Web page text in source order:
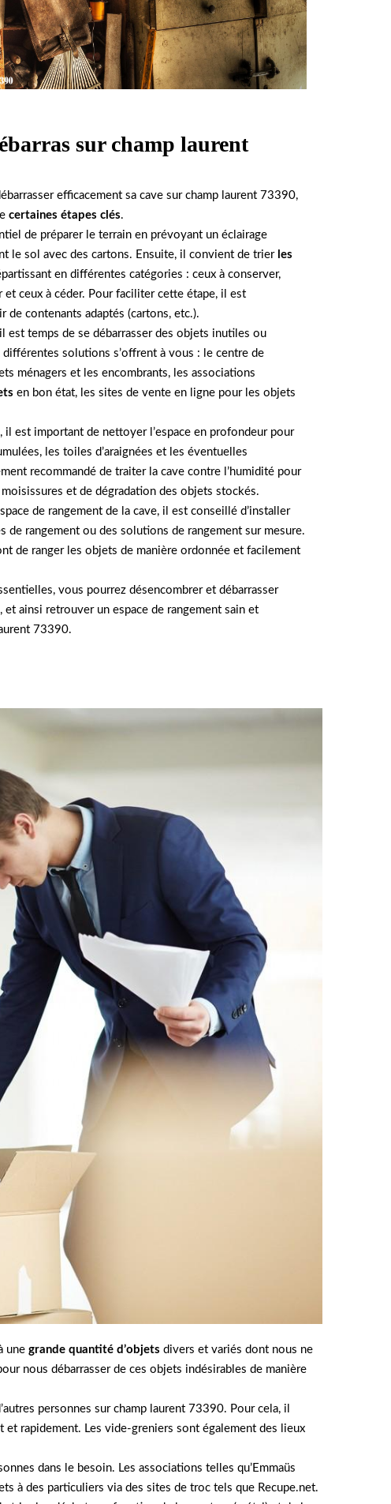
sur champ laurent
efficacement sa cave sur champ laurent 73390,
certaines étapes clés.
de préparer le terrain en prévoyant un éclairage
le sol avec des cartons. Ensuite, il convient de trier les
en différentes catégories : ceux à conserver,
et ceux à céder. Pour faciliter cette étape, il est
de contenants adaptés (cartons, etc.).
est temps de se débarrasser des objets inutiles ou
différentes solutions s’offrent à vous : le centre de
ménagers et les encombrants, les associations
en bon état, les sites de vente en ligne pour les objets
il est important de nettoyer l’espace en profondeur pour
les toiles d’araignées et les éventuelles
recommandé de traiter la cave contre l’humidité pour
et de dégradation des objets stockés.
de rangement de la cave, il est conseillé d’installer
de rangement ou des solutions de rangement sur mesure.
de ranger les objets de manière ordonnée et facilement
vous pourrez désencombrer et débarrasser
et ainsi retrouver un espace de rangement sain et
73390.
une grande quantité d’objets divers et variés dont nous ne
nous débarrasser de ces objets indésirables de manière
personnes sur champ laurent 73390. Pour cela, il
rapidement. Les vide-greniers sont également des lieux
dans le besoin. Les associations telles qu’Emmaüs
à des particuliers via des sites de troc tels que Recupe.net.